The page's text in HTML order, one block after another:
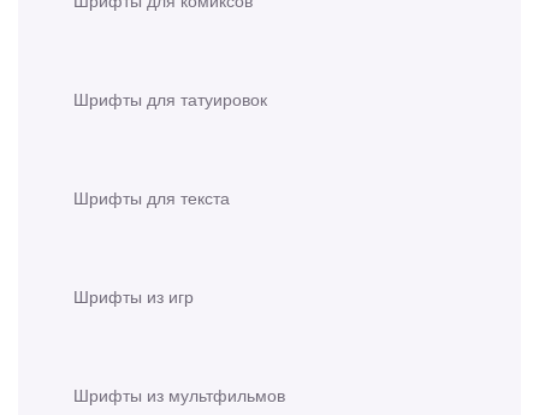
Шрифты для татуировок
Шрифты для текста
Шрифты из игр
Шрифты из мультфильмов